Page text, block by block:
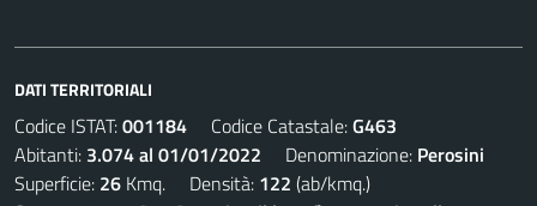
DATI TERRITORIALI
Codice ISTAT:001184 Codice Catastale:G463
Abitanti: 3.074 al 01/01/2022 Denominazione: Perosini
Superficie: 26 Kmq. Densità: 122 (ab/kmq.)